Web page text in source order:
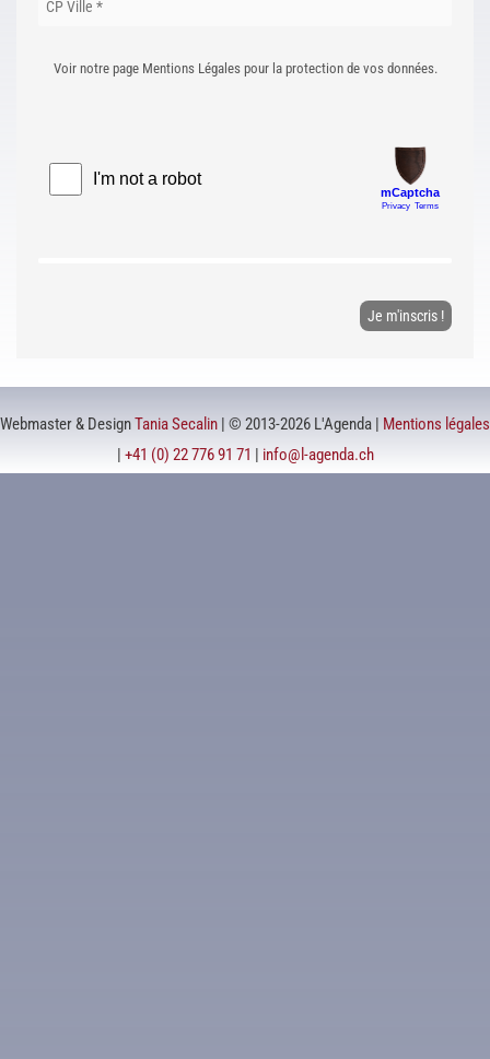
Voir notre page Mentions Légales pour la protection de vos données.
Webmaster & DesignTania Secalin | © 2013-2026 L'Agenda | Mentions légales
| +41 (0) 22 776 91 71 | info@l-agenda.ch